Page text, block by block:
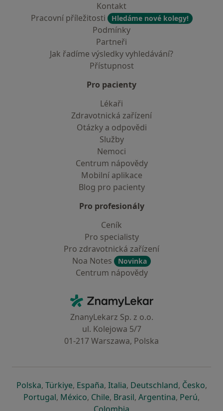
Kontakt
Pracovní příležitosti
Hledáme nové kolegy!
Podmínky
Partneři
Jak řadíme výsledky vyhledávání?
Přístupnost
Pro pacienty
Lékaři
Zdravotnická zařízení
Otázky a odpovědi
Služby
Nemoci
Centrum nápovědy
Mobilní aplikace
Blog pro pacienty
Pro profesionály
Ceník
Pro specialisty
Pro zdravotnická zařízení
Noa Notes
Novinka
Centrum nápovědy
ZnamyLekar - Hlavní stránka
ZnanyLekarz Sp. z o.o.
ul. Kolejowa 5/7
01-217 Warszawa, Polska
Polskase otevře v nové záložce
, Türkiyese otevře v nové záložce
, Españase otevře v nové záložce
, Italiase otevře v nové záložce
, Deutschlandse otevře v
, Českose
,
Portugalse otevře v nové záložce
, Méxicose otevře v nové záložce
, Chilese otevře v nové záložce
, Brasilse otevře v nové
, Argentinase otevře v
, Perúse
,